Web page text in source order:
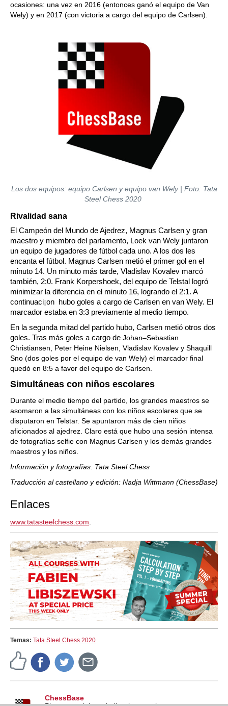
ocasiones: una vez en 2016 (entonces ganó el equipo de Van
Wely) y en 2017 (con victoria a cargo del equipo de Carlsen).
Los dos equipos: equipo Carlsen y equipo van Wely | Foto: Tata
Steel Chess 2020
Rivalidad sana
El Campeón del Mundo de Ajedrez, Magnus Carlsen y gran
maestro y miembro del parlamento, Loek van Wely juntaron
un equipo de jugadores de fútbol cada uno. A los dos les
encanta el fútbol. Magnus Carlsen metió el primer gol en el
minuto 14. Un minuto más tarde, Vladislav Kovalev marcó
también, 2:0. Frank Korpershoek, del equipo de Telstal logró
minimizar la diferencia en el minuto 16, logrando el 2:1. A
continuaci¡on hubo goles a cargo de Carlsen en van Wely. El
marcador estaba en 3:3 previamente al medio tiempo.
En la segunda mitad del partido hubo, Carlsen metió otros dos
goles. Tras más goles a cargo de Johan–Sebastian
Christiansen, Peter Heine Nielsen, Vladislav Kovalev y Shaquill
Sno (dos goles por el equipo de van Wely) el marcador final
quedó en 8:5 a favor del equipo de Carlsen.
Simultáneas con niños escolares
Durante el medio tiempo del partido, los grandes maestros se
asomaron a las simultáneas con los niños escolares que se
disputaron en Telstar. Se apuntaron más de cien niños
aficionados al ajedrez. Claro está que hubo una sesión intensa
de fotografías selfie con Magnus Carlsen y los demás grandes
maestros y los niños.
Información y fotografías: Tata Steel Chess
Traducción al castellano y edición: Nadja Wittmann (ChessBase)
Enlaces
www.tatasteelchess.com
Temas: Tata Steel Chess 2020
ChessBase